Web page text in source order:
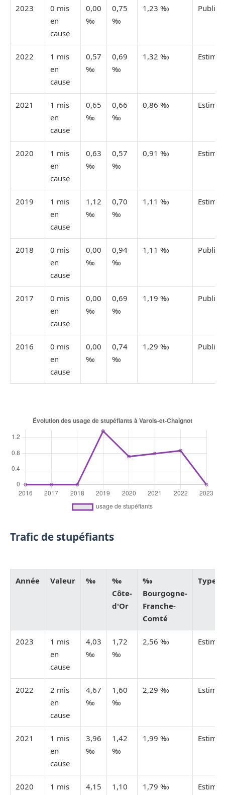
2023
0 mis
en
cause
0,00
‰
0,75
‰
1,23 ‰ Publiée
2022
1 mis
en
cause
0,57
‰
0,69
‰
1,32 ‰ Estimée
2021
1 mis
en
cause
0,65
‰
0,66
‰
0,86 ‰ Estimée
2020
1 mis
en
cause
0,63
‰
0,57
‰
0,91 ‰ Estimée
2019
1 mis
en
cause
1,12
‰
0,70
‰
1,11 ‰ Estimée
2018
0 mis
en
cause
0,00
‰
0,94
‰
1,11 ‰ Publiée
2017
0 mis
en
cause
0,00
‰
0,69
‰
1,19 ‰ Publiée
2016
0 mis
en
cause
0,00
‰
0,74
‰
1,29 ‰ Publiée
Trafic de stupéfiants
Année Valeur ‰
‰
Côte-
d'Or
‰
Bourgogne-
Franche-
Comté
Type
2023
1 mis
en
cause
4,03
‰
1,72
‰
2,56 ‰ Estimée
2022
2 mis
en
cause
4,67
‰
1,60
‰
2,29 ‰ Estimée
2021
1 mis
en
cause
3,96
‰
1,42
‰
1,99 ‰ Estimée
2020
1 mis
4,15
1,10
1,79 ‰ Estimée